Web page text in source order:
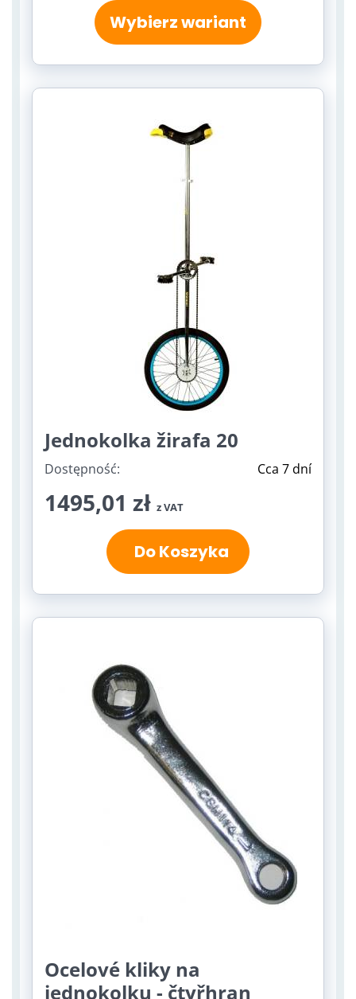
Wybierz wariant
Jednokolka žirafa 20
Dostępność: Cca 7 dní
1495,01 zł z VAT
Do Koszyka
Ocelové kliky na
jednokolku - čtyřhran